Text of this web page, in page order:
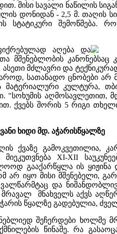
სავალი ნაწილის
დონიდან - 2,5 მ. თაღის
სტატიკური შემოწმება.
აღება და
მშენებლობის
ასეთი მძლავრი და
სათანადო ცნობები არ
კულტურა,
"სოხუმის აღმოსავლეთით,
ქვებს შორის 5 რიგი
ხიდი მდ. აჭარისწყალზე
ქვაზე გამოკვეთილია,
XI-XII
გააქარწყლა ის
იყო მისი მშენებელი,
და
მნახველს აქვს
წყალზე გადებულია,
შეჩერდები ხოლმე
წინაშე. რა